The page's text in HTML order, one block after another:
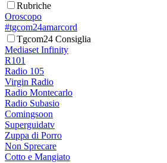
Rubriche
Oroscopo
#tgcom24amarcord
Tgcom24 Consiglia
Mediaset Infinity
R101
Radio 105
Virgin Radio
Radio Montecarlo
Radio Subasio
Comingsoon
Superguidatv
Zuppa di Porro
Non Sprecare
Cotto e Mangiato